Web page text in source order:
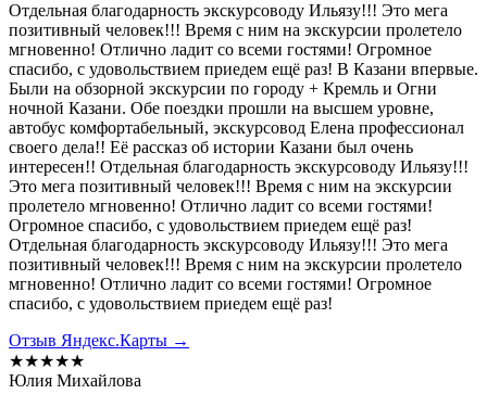
Отдельная благодарность экскурсоводу Ильязу!!! Это мега
позитивный человек!!! Время с ним на экскурсии пролетело
мгновенно! Отлично ладит со всеми гостями! Огромное
спасибо, с удовольствием приедем ещё раз! В Казани впервые.
Были на обзорной экскурсии по городу + Кремль и Огни
ночной Казани. Обе поездки прошли на высшем уровне,
автобус комфортабельный, экскурсовод Елена профессионал
своего дела!! Её рассказ об истории Казани был очень
интересен!! Отдельная благодарность экскурсоводу Ильязу!!!
Это мега позитивный человек!!! Время с ним на экскурсии
пролетело мгновенно! Отлично ладит со всеми гостями!
Огромное спасибо, с удовольствием приедем ещё раз!
Отдельная благодарность экскурсоводу Ильязу!!! Это мега
позитивный человек!!! Время с ним на экскурсии пролетело
мгновенно! Отлично ладит со всеми гостями! Огромное
спасибо, с удовольствием приедем ещё раз!
Отзыв Яндекс.Карты →
★★★★★
Юлия Михайлова